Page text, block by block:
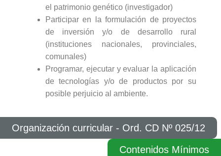
el patrimonio genético (investigador)
Participar en la formulación de proyectos
de inversión y/o de desarrollo rural
(instituciones nacionales, provinciales,
comunales)
Programar, ejecutar y evaluar la aplicación
de tecnologías y/o de productos por su
posible perjuicio al ambiente.
Organización curricular - Ord. CD Nº 025/12
Contenidos Mínimos